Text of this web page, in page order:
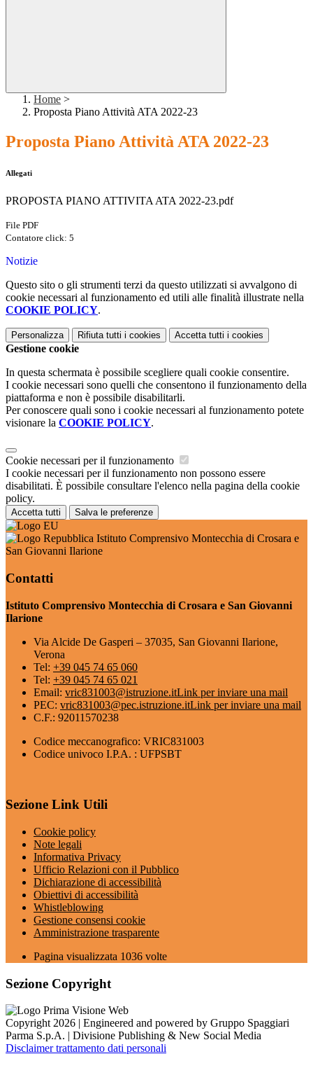
Home >
Proposta Piano Attività ATA 2022-23
Proposta Piano Attività ATA 2022-23
Allegati
PROPOSTA PIANO ATTIVITA ATA 2022-23.pdf
File PDF
Contatore click: 5
Notizie
Questo sito o gli strumenti terzi da questo utilizzati si avvalgono di
cookie necessari al funzionamento ed utili alle finalità illustrate nella
COOKIE POLICY.
Personalizza Rifiuta tutti i cookies Accetta tutti i cookies
Gestione cookie
In questa schermata è possibile scegliere quali cookie consentire.
I cookie necessari sono quelli che consentono il funzionamento della
piattaforma e non è possibile disabilitarli.
Per conoscere quali sono i cookie necessari al funzionamento potete
visionare la COOKIE POLICY.
Cookie necessari per il funzionamento
I cookie necessari per il funzionamento non possono essere
disabilitati. È possibile consultare l'elenco nella pagina della cookie
policy.
Accetta tutti Salva le preferenze
Istituto Comprensivo Montecchia di Crosara e
San Giovanni Ilarione
Contatti
Istituto Comprensivo Montecchia di Crosara e San Giovanni
Ilarione
Via Alcide De Gasperi – 37035, San Giovanni Ilarione,
Verona
Tel: +39 045 74 65 060
Tel: +39 045 74 65 021
Email: vric831003@istruzione.itLink per inviare una mail
PEC: vric831003@pec.istruzione.itLink per inviare una mail
C.F.: 92011570238
Codice meccanografico: VRIC831003
Codice univoco I.P.A. : UFPSBT
Sezione Link Utili
Cookie policy
Note legali
Informativa Privacy
Ufficio Relazioni con il Pubblico
Dichiarazione di accessibilità
Obiettivi di accessibilità
Whistleblowing
Gestione consensi cookie
Amministrazione trasparente
Pagina visualizzata 1036 volte
Sezione Copyright
Copyright 2026 | Engineered and powered by Gruppo Spaggiari
Parma S.p.A. | Divisione Publishing & New Social Media
Disclaimer trattamento dati personali